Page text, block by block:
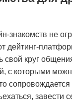
знакомств не
дейтинг-
свой круг
с которыми
завести